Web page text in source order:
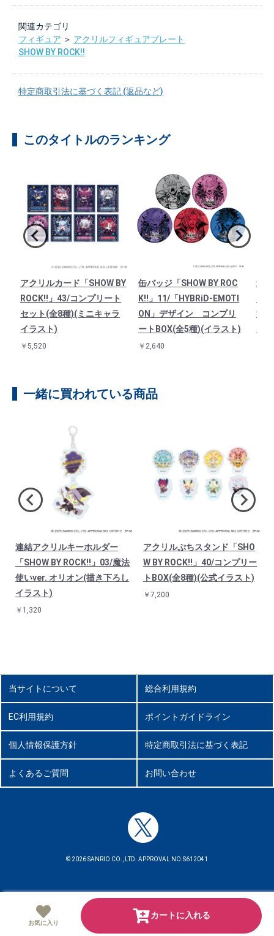
お気に入り
カートに入れる
関連カテゴリ
フィギュア ＞ アクリルフィギュアプレート
SHOW BY ROCK!!
特定商取引法に基づく表記 (返品など)
このタイトルのランキング
アクリルカード「SHOW BY
ROCK!!」43/コンプリート
セット(全8種)(ミニキャラ
イラスト)
￥5,520
缶バッジ「SHOW BY ROC
K!!」11/「HYBRiD-EMOTI
ON」デザイン コンプリ
ートBOX(全5種)(イラスト)
￥2,640
連
法
一緒に買われている商品
連結アクリルキーホルダー
「SHOW BY ROCK!!」03/魔法
使いver. オリオン(描き下ろし
イラスト)
￥1,320
アクリルぷちスタンド「SHO
W BY ROCK!!」40/コンプリー
トBOX(全8種)(公式イラスト)
￥7,200
当サイトについて 総合利用規約
EC利用規約 ポイントガイドライン
個人情報保護方針 特定商取引法に基づく表記
よくあるご質問 お問い合わせ
© 2026 SANRIO CO., LTD. APPROVAL NO.S612041